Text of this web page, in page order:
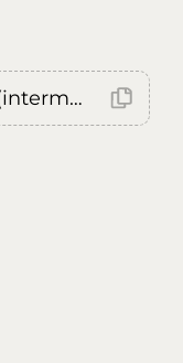
Error: (intermediate value)(intermediate value)(intermediate value).replaceAll is not a function